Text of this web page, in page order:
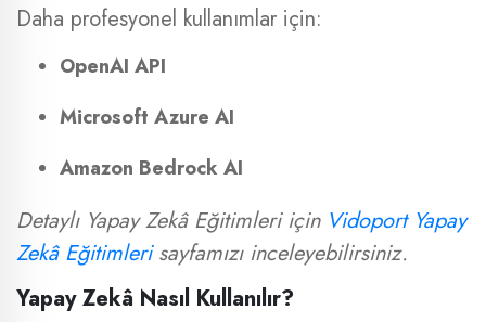
Daha profesyonel kullanımlar için:
OpenAI API
Microsoft Azure AI
Amazon Bedrock AI
Detaylı Yapay Zekâ Eğitimleri için Vidoport Yapay
Zekâ Eğitimlerisayfamızı inceleyebilirsiniz.
Yapay Zekâ Nasıl Kullanılır?